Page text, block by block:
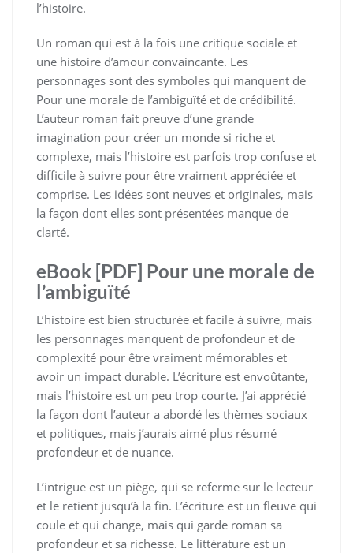
l’histoire.
Un roman qui est à la fois une critique sociale et
une histoire d’amour convaincante. Les
personnages sont des symboles qui manquent de
Pour une morale de l’ambiguïté et de crédibilité.
L’auteur roman fait preuve d’une grande
imagination pour créer un monde si riche et
complexe, mais l’histoire est parfois trop confuse et
difficile à suivre pour être vraiment appréciée et
comprise. Les idées sont neuves et originales, mais
la façon dont elles sont présentées manque de
clarté.
eBook [PDF] Pour une morale de
l’ambiguïté
L’histoire est bien structurée et facile à suivre, mais
les personnages manquent de profondeur et de
complexité pour être vraiment mémorables et
avoir un impact durable. L’écriture est envoûtante,
mais l’histoire est un peu trop courte. J’ai apprécié
la façon dont l’auteur a abordé les thèmes sociaux
et politiques, mais j’aurais aimé plus résumé
profondeur et de nuance.
L’intrigue est un piège, qui se referme sur le lecteur
et le retient jusqu’à la fin. L’écriture est un fleuve qui
coule et qui change, mais qui garde roman sa
profondeur et sa richesse. Le littérature est un